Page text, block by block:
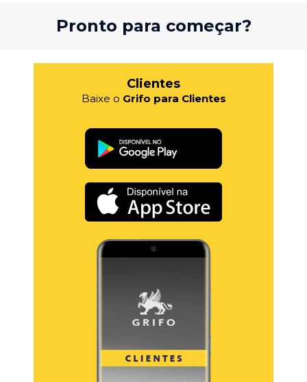
Pronto para começar?
Clientes
Baixe o Grifo para Clientes